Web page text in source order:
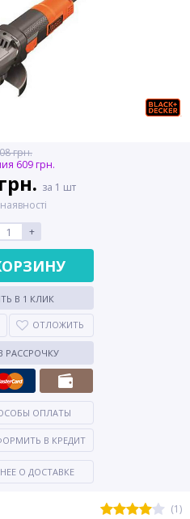
(1)
грн.
609 грн.
за 1 шт
+
В 1 КЛИК
ОТЛОЖИТЬ
РАССРОЧКУ
ОПЛАТЫ
В КРЕДИТ
О ДОСТАВКЕ